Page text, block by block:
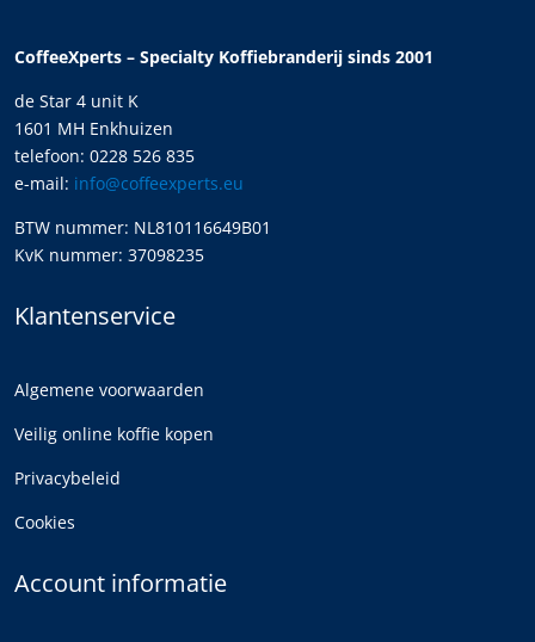
CoffeeXperts – Specialty Koffiebranderij sinds 2001
de Star 4 unit K
1601 MH Enkhuizen
telefoon: 0228 526 835
e-mail: info@coffeexperts.eu
BTW nummer: NL810116649B01
KvK nummer: 37098235
Klantenservice
Algemene voorwaarden
Veilig online koffie kopen
Privacybeleid
Cookies
Account informatie